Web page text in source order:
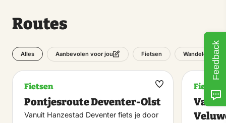
Routes
Alles Aanbevolen voor jou Fietsen Wandelen
Fietsen
Pontjesroute Deventer-Olst
Vanuit Hanzestad Deventer fiets je door
Maak
favoriet
Fietsen
Van
Feedback